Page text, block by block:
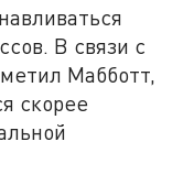
В связи с
Мабботт,
скорее